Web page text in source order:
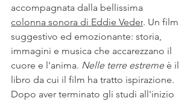
accompagnata dalla bellissima
colonna sonora di Eddie Veder. Un film
suggestivo ed emozionante: storia,
immagini e musica che accarezzano il
cuore e l'anima. Nelle terre estreme è il
libro da cui il film ha tratto ispirazione.
Dopo aver terminato gli studi all'inizio